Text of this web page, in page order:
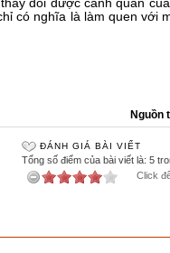
đổi được cảnh quan
có nghĩa là làm quen với
Nguồn
ĐÁNH GIÁ BÀI VIẾT
Tổng số điểm của bài viết là: 5
Click